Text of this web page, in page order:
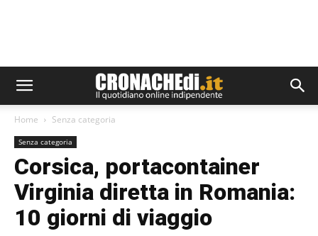
Home Senza categoria
Senza categoria
Corsica, portacontainer
Virginia diretta in Romania:
10 giorni di viaggio